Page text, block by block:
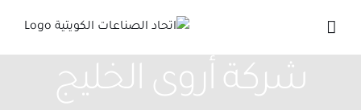
content
شركة أروى الخليج